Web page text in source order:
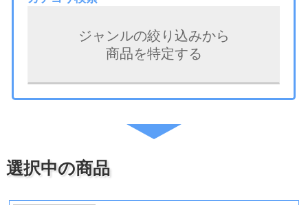
・iPad 第8世代
・iPad 第10世代
・iPad mini5
・iPad Air6
・iPad Pro 9.7
・iPad Pro 11 第1世
代
・iPad Pro 11 第5世
代
世代
・iPad Pro 12.9 第2
世代
ジャンルの絞り込みから
商品を特定する
選択中の商品